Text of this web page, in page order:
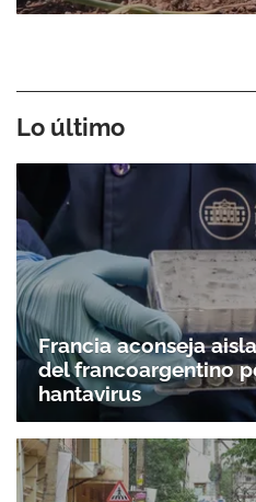
Lo último
Francia aconseja
del francoargentino
hantavirus